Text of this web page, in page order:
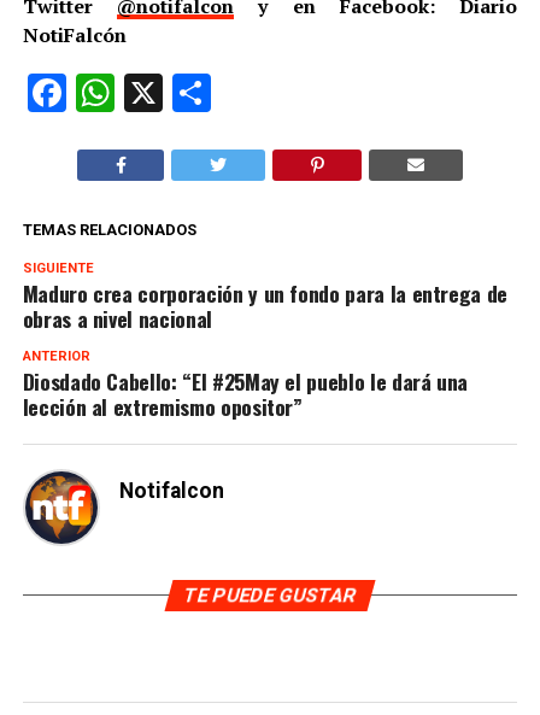
Twitter @notifalcon y en Facebook: Diario
NotiFalcón
Facebook
WhatsApp
X Compartir
TEMAS RELACIONADOS
SIGUIENTE
Maduro crea corporación y un fondo para la entrega de
obras a nivel nacional
ANTERIOR
Diosdado Cabello: “El #25May el pueblo le dará una
lección al extremismo opositor”
Notifalcon
TE PUEDE GUSTAR